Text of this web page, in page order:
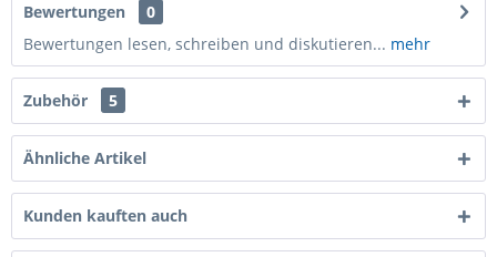
Bewertungen
0
Bewertungen lesen, schreiben und diskutieren... mehr
Zubehör 5
Ähnliche Artikel
Kunden kauften auch